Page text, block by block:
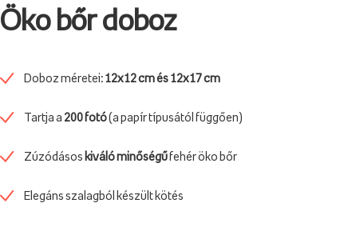
Öko bőr doboz
Doboz méretei: 12x12 cm és 12x17 cm
Tartja a 200 fotó(a papír típusától függően)
Zúzódásos kiváló minőségűfehér öko bőr
Elegáns szalagból készült kötés